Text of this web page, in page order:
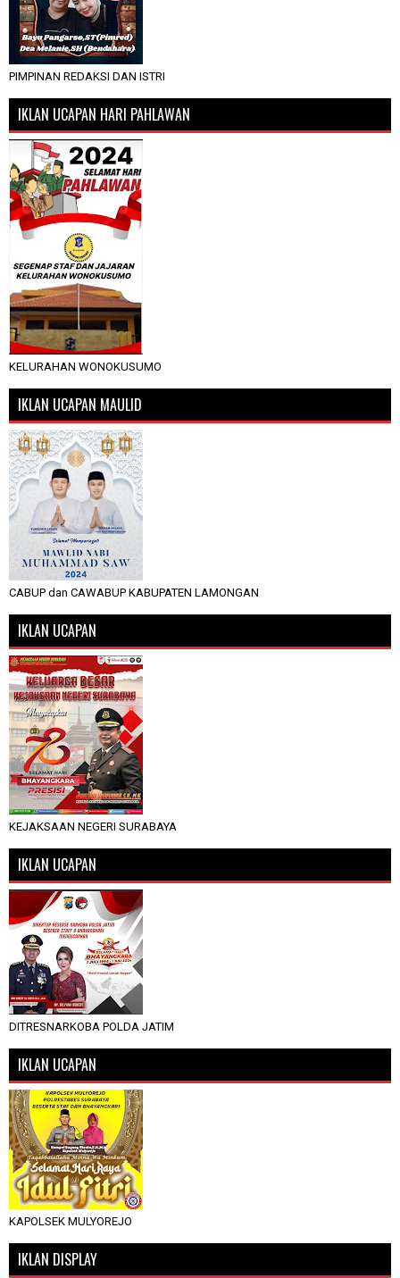
PIMPINAN REDAKSI DAN ISTRI
IKLAN UCAPAN HARI PAHLAWAN
KELURAHAN WONOKUSUMO
IKLAN UCAPAN MAULID
CABUP dan CAWABUP KABUPATEN LAMONGAN
IKLAN UCAPAN
KEJAKSAAN NEGERI SURABAYA
IKLAN UCAPAN
DITRESNARKOBA POLDA JATIM
IKLAN UCAPAN
KAPOLSEK MULYOREJO
IKLAN DISPLAY